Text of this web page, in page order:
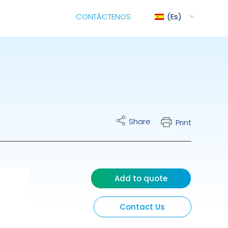
Es
CONTÁCTENOS
Share Print
Contact Us
Add to quote